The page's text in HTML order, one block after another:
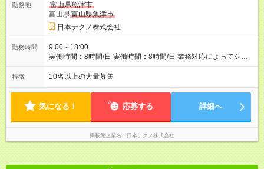
勤務地
富山県魚津市
富山県富山県魚津市
日本テクノ株式会社
勤務時間
9:00～18:00
実働時間：8時間/日 実働時間：8時間/日 業務対応によってシフ
ト勤務もあります 勤務状況によっては土日祝日の作業出勤あ
り。 その場合、振替/代休の取得をして頂きます。
特徴 10名以上の大量募集
気になる！ 応募する 詳細へ
掲載元企業名 日本テクノ株式会社